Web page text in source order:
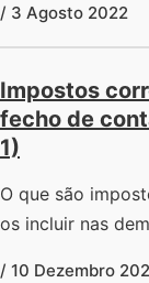
/ 3 Agosto 2022
Impostos
fecho de
1)
O que são
os incluir nas
/ 10 Dezembro